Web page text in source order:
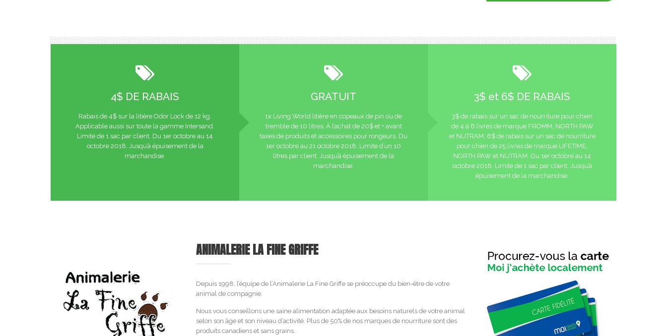
4$ DE RABAIS
Rabais de 4$ sur la litière Odor Lock de 12 kg.
Applicable aussi sur toute la gamme Intersand.
Limite de 1 sac par client. Du 1er octobre au 14
octobre 2018. Jusqu’à épuisement de la
marchandise.
GRATUIT
1x Living World litière en copeaux de pin ou de
tremble de 10 litres. À l’achat de 20$ et + avant
taxes de produits et accessoires pour rongeurs. Du
1er octobre au 21 octobre 2018. Limite d’un 10
litres par client. Jusqu’à épuisement de la
marchandise.
3$ et 6$ DE RABAIS
3$ de rabais sur un sac de nourriture pour chien
de 4 à 6 livres de marque FROMM, NORTH PAW
et NUTRAM. 6$ de rabais sur un sac de nourriture
pour chien de 25 livres de marque LIFETIME,
NORTH PAW et NUTRAM. Du 1er octobre au 14
octobre 2018. Limite de 1 sac par client. Jusqu’à
épuisement de la marchandise.
ANIMALERIE LA FINE GRIFFE
Depuis 1998, l’équipe de l’Animalerie La Fine Griffe se préoccupe du bien-être de votre
animal de compagnie.
Nous vous conseillons une saine alimentation adaptée aux besoins naturels de votre animal
selon son âge et son niveau d’activité. Plus de 50% de nos marques de nourriture sont des
produits canadiens et sans grains.